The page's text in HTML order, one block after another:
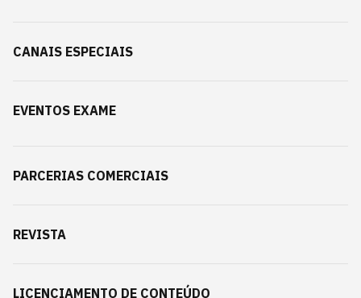
CANAIS ESPECIAIS
EVENTOS EXAME
PARCERIAS COMERCIAIS
REVISTA
LICENCIAMENTO DE CONTEÚDO